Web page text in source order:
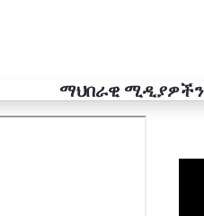
ማህበራዊ